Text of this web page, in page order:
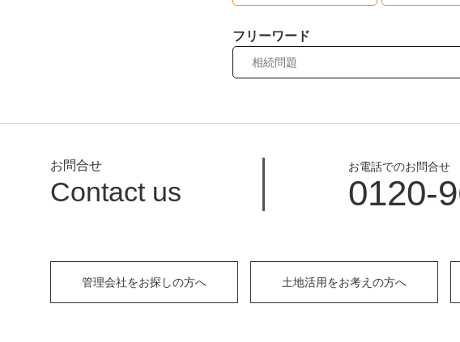
フリーワード
お問合せ
Contact us
お電話でのお問合せ
0120-
管理会社をお探しの方へ 土地活用をお考えの方へ